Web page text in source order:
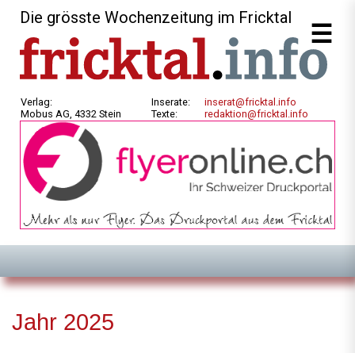
Die grösste Wochenzeitung im Fricktal
Verlag:
Mobus AG, 4332 Stein
Inserate:
Texte:
inserat@fricktal.info
redaktion@fricktal.info
Jahr 2025